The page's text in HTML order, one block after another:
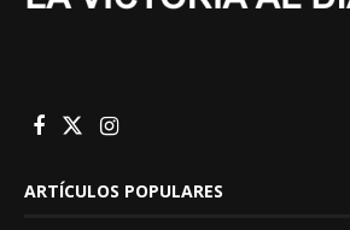
ARTÍCULOS POPULARES